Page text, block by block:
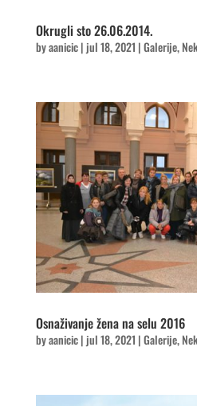
Okrugli sto 26.06.2014.
byaanicic| jul 18, 2021 |Galerije,
Osnaživanje žena na selu 2016
byaanicic| jul 18, 2021 |Galerije,